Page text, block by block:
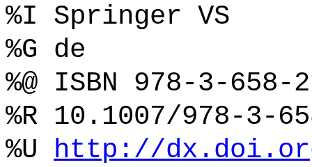
%I Springer VS
%G de
%@ ISBN 978-3-658-
%R 10.1007/978-3-
%U http://